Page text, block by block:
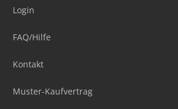
Login
FAQ/Hilfe
Kontakt
Muster-Kaufvertrag